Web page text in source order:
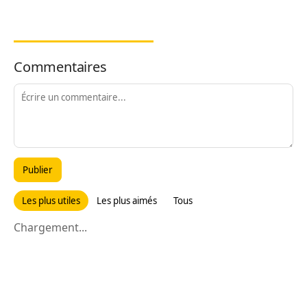
Commentaires
Publier
Les plus utiles Les plus aimés Tous
Chargement...